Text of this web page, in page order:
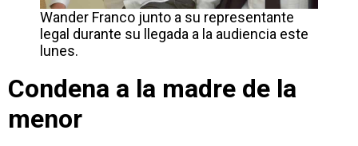
Wander Franco junto a su representante
legal durante su llegada a la audiencia este
lunes.
Condena a la madre de la
menor